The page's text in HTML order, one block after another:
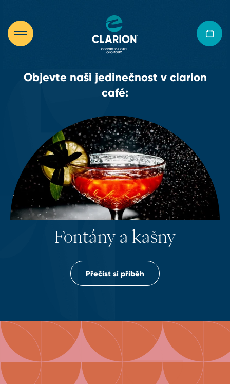
Objevte naši jedinečnost v clarion
café:
Fontány a kašny
Přečíst si příběh